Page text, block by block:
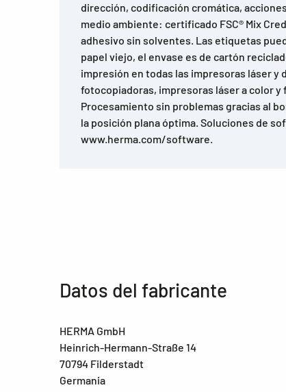
dirección, codificación cromática,
medio ambiente: certificado FSC® Mix
adhesivo sin solventes. Las etiquetas
papel viejo, el envase es de cartón
impresión en todas las impresoras láser y
fotocopiadoras, impresoras láser a color y
Procesamiento sin problemas gracias al
la posición plana óptima. Soluciones de
www.herma.com/software.
Datos del fabricante
HERMA GmbH
Heinrich-Hermann-Straße 14
70794 Filderstadt
Germania